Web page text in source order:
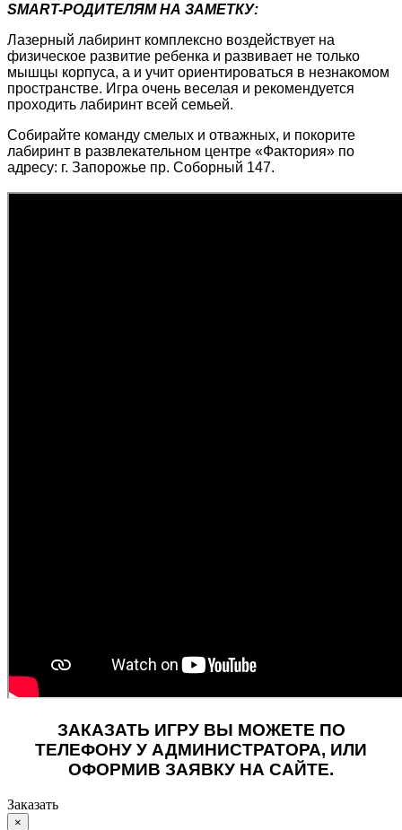
SMART-РОДИТЕЛЯМ НА ЗАМЕТКУ:
Лазерный лабиринт комплексно воздействует на
физическое развитие ребенка и развивает не только
мышцы корпуса, а и учит ориентироваться в незнакомом
пространстве. Игра очень веселая и рекомендуется
проходить лабиринт всей семьей.
Собирайте команду смелых и отважных, и покорите
лабиринт в развлекательном центре «Фактория» по
адресу: г. Запорожье пр. Соборный 147.
ЗАКАЗАТЬ ИГРУ ВЫ МОЖЕТЕ ПО
ТЕЛЕФОНУ У АДМИНИСТРАТОРА, ИЛИ
ОФОРМИВ ЗАЯВКУ НА САЙТЕ.
Заказать
×